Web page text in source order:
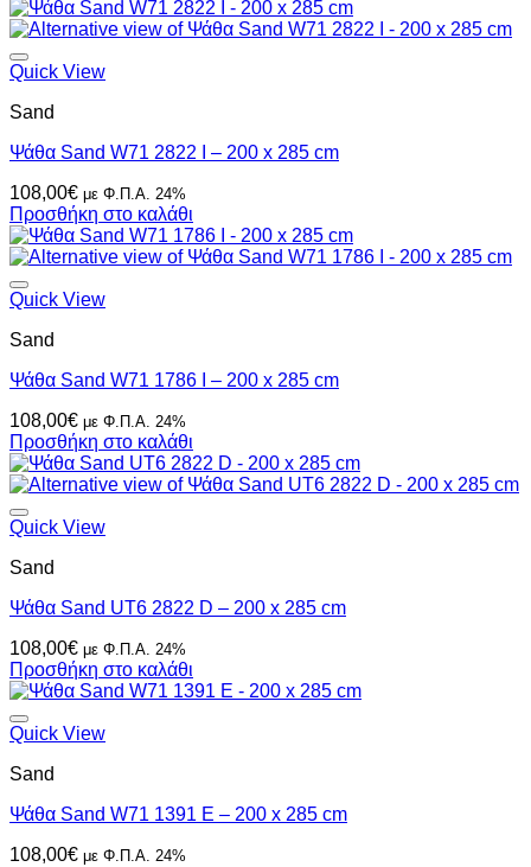
Quick View
Sand
Ψάθα Sand W71 2822 I – 200 x 285 cm
108,00€ με Φ.Π.Α. 24%
Προσθήκη στο καλάθι
Quick View
Sand
Ψάθα Sand W71 1786 I – 200 x 285 cm
108,00€ με Φ.Π.Α. 24%
Προσθήκη στο καλάθι
Quick View
Sand
Ψάθα Sand UT6 2822 D – 200 x 285 cm
108,00€ με Φ.Π.Α. 24%
Προσθήκη στο καλάθι
Quick View
Sand
Ψάθα Sand W71 1391 E – 200 x 285 cm
108,00€ με Φ.Π.Α. 24%